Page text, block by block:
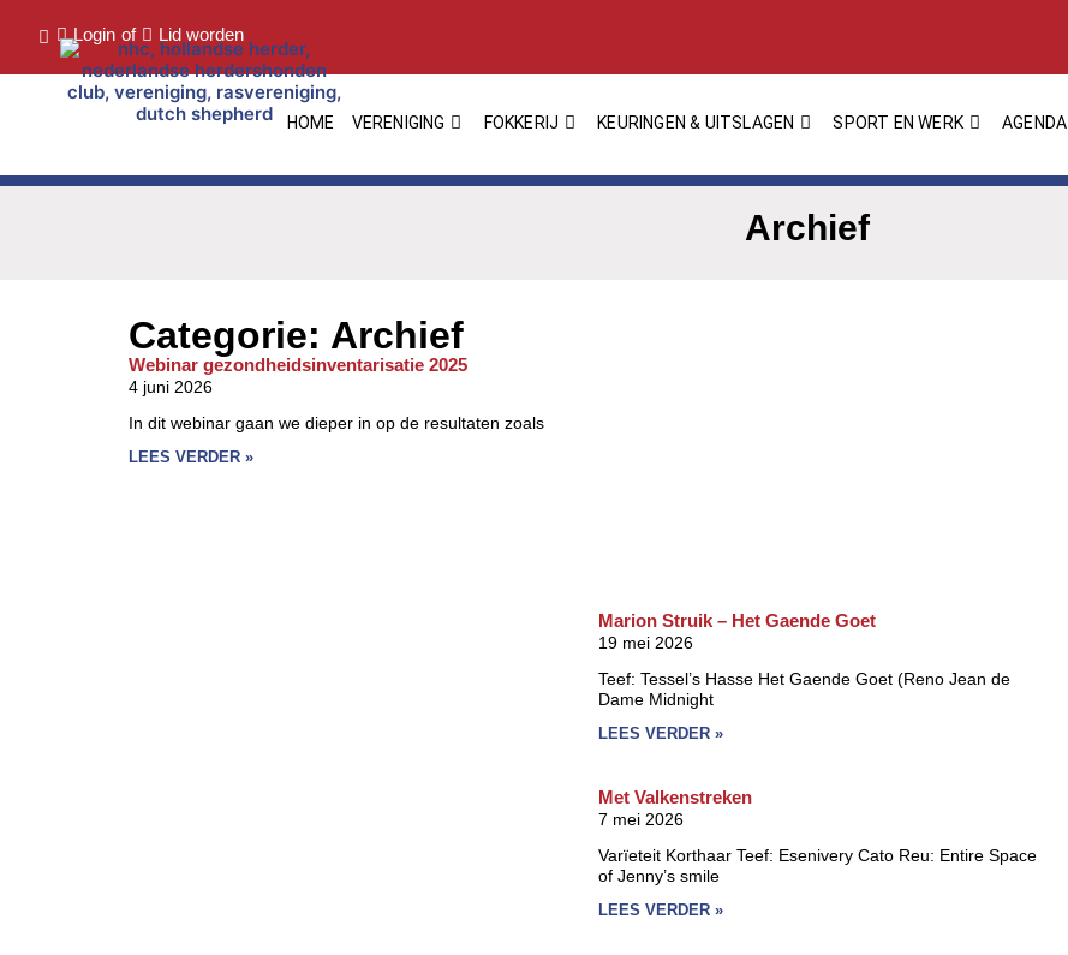
Login of Lid worden
HOME VERENIGING FOKKERIJ KEURINGEN & UITSLAGEN SPORT EN WERK AGENDA
Archief
Categorie: Archief
Webinar gezondheidsinventarisatie 2025
4 juni 2026
In dit webinar gaan we dieper in op de resultaten zoals
LEES VERDER »
Marion Struik – Het Gaende Goet
19 mei 2026
Teef: Tessel’s Hasse Het Gaende Goet (Reno Jean de
Dame Midnight
LEES VERDER »
Met Valkenstreken
7 mei 2026
Varïeteit Korthaar Teef: Esenivery Cato Reu: Entire Space
of Jenny’s smile
LEES VERDER »